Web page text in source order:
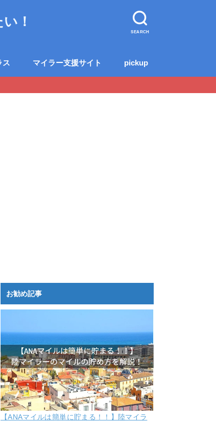
SEARCH
！
ス マイラー支援サイト pickup
お勧め記事
【ANAマイルは簡単に貯まる！！】陸マイラ